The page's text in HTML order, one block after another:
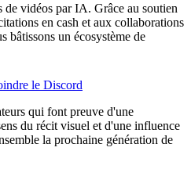
vidéos par IA. Grâce au soutien
en cash et aux collaborations
bâtissons un écosystème de
le Discord
qui font preuve d'une
du récit visuel et d'une influence
la prochaine génération de